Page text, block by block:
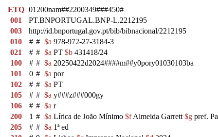
ETQ 01200nam##2200349###450#
001
PT.BNPORTUGAL.BNP-L.2212195
003
http://id.bnportugal.gov.pt/bib/bibnacional/2212195
010
# # $a 978-972-27-3184-3
021
# # $a PT $b 431418/24
100
# # $a 20250422d2024####m##y0pory01030103ba
101
0 # $a por
102
# # $a PT
105
# # $a y###z###000gy
106
# # $a r
200
1 # $a Lírica de João Mínimo $fAlmeida Garrett $g pref.
205
# # $a 1ª ed